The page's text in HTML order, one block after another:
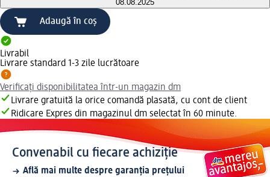
08.08.2025
Adaugă în coș
Livrabil
Livrare standard 1-3 zile lucrătoare
Verificați disponibilitatea într-un magazin dm
Livrare gratuită la orice comandă plasată, cu cont de client
Ridicare Expres din magazinul dm selectat în 60 minute.
Convenabil cu fiecare achiziție
Află mai multe despre garanția prețului